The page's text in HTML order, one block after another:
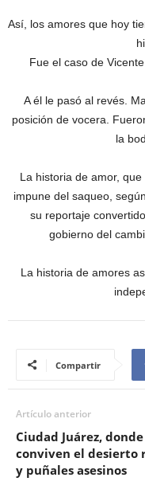
Así, los amores que hoy
Fue el caso de
A él le pasó al revés.
posición de vocera.
la
La historia de amor,
impune del saqueo,
su reportaje
gobierno del
La historia de amores
Compartir
Artículo anterior
Ciudad Juárez, donde
conviven el desierto
y puñales asesinos